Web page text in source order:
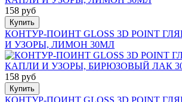
158 руб
Купить
КОНТУР-ПОИНТ GLOSS 3D POINT
И УЗОРЫ, ЛИМОН 30МЛ
158 руб
Купить